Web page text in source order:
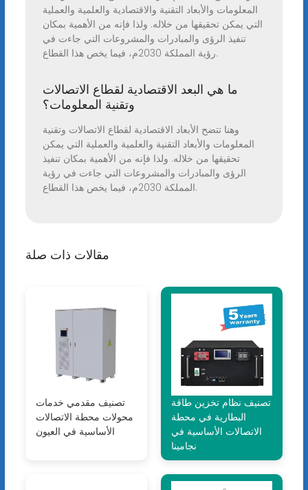
المعلومات والأبعاد التقنية والاقتصادية والعلمية والعملية
التي يمكن تحقيقها من خلاله. ولذا فإنه من الأهمية بمكان
تنفيذ الرؤى والمبادرات والمشروعات التي جاءت في
رؤية المملكة 2030م، فيما يخص هذا القطاع.
ما هي البعد الاقتصادية لقطاع الاتصالات
وتقنية المعلومات؟
وهنا تتضح الأبعاد الاقتصادية لقطاع الاتصالات وتقنية
المعلومات والأبعاد التقنية والعلمية والعملية التي يمكن
تحقيقها من خلاله. ولذا فإنه من الأهمية بمكان تنفيذ
الرؤى والمبادرات والمشروعات التي جاءت في رؤية
المملكة 2030م، فيما يخص هذا القطاع.
مقالات ذات صلة
تصنيف مقدمي خدمات
محولات محطة الاتصالات
الأساسية في العيون
تصنيف نظام تخزين طاقة
البطارية في محطة
الاتصالات الأساسية في
نجامينا